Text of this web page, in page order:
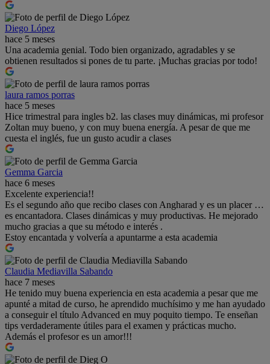
Diego López
hace 5 meses
Una academia genial. Todo bien organizado, agradables y se
obtienen resultados si pones de tu parte. ¡Muchas gracias por todo!
laura ramos porras
hace 5 meses
Hice trimestral para ingles b2. las clases muy dinámicas, mi profesor
Zoltan muy bueno, y con muy buena energía. A pesar de que me
cuesta el inglés, fue un gusto acudir a clases
Gemma Garcia
hace 6 meses
Excelente experiencia!!
Es el segundo año que recibo clases con Angharad y es un placer …
es encantadora. Clases dinámicas y muy productivas. He mejorado
mucho gracias a que su método e interés .
Estoy encantada y volvería a apuntarme a esta academia
Claudia Mediavilla Sabando
hace 7 meses
He tenido muy buena experiencia en esta academia a pesar que me
apunté a mitad de curso, he aprendido muchísimo y me han ayudado
a conseguir el título Advanced en muy poquito tiempo. Te enseñan
tips verdaderamente útiles para el examen y prácticas mucho.
Además el profesor es un amor!!!